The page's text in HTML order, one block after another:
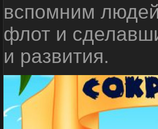
вспомним
флот и
и развития.